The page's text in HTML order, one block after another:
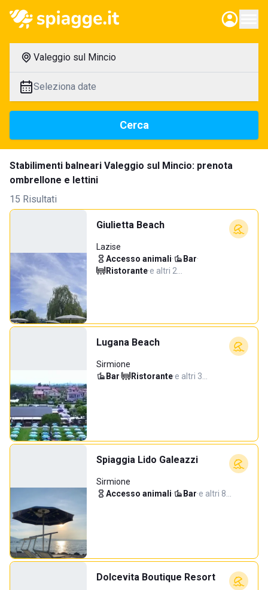
Valeggio sul Mincio
Seleziona date
Cerca
Stabilimenti balneari Valeggio sul Mincio: prenota
ombrellone e lettini
15 Risultati
Giulietta Beach
Lazise
Accesso animali· Bar·
Ristorante·e altri 2…
Lugana Beach
Sirmione
Bar· Ristorante·e altri 3…
Spiaggia Lido Galeazzi
Sirmione
Accesso animali· Bar·e altri 8…
Dolcevita Boutique Resort